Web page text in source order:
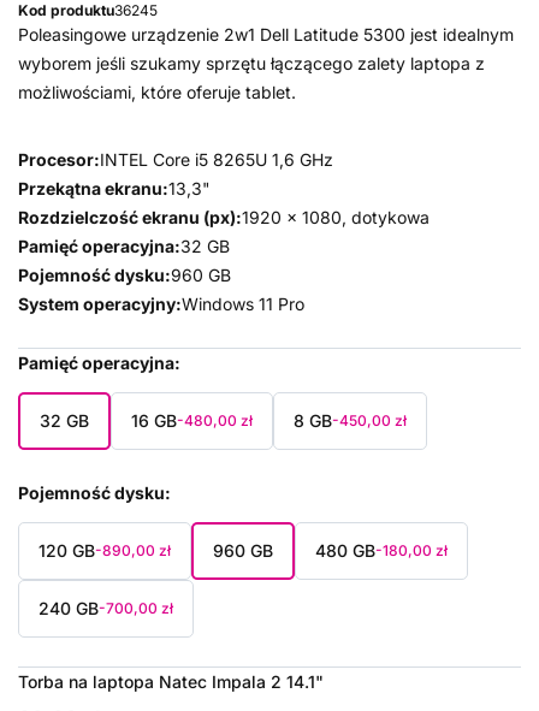
Kod produktu36245
Poleasingowe urządzenie 2w1 Dell Latitude 5300 jest idealnym
wyborem jeśli szukamy sprzętu łączącego zalety laptopa z
możliwościami, które oferuje tablet.
Procesor:INTEL Core i5 8265U 1,6 GHz
Przekątna ekranu:13,3"
Rozdzielczość ekranu (px):1920 x 1080, dotykowa
Pamięć operacyjna:32 GB
Pojemność dysku:960 GB
System operacyjny:Windows 11 Pro
Pamięć operacyjna
32 GB 16 GB-480,00 zł 8 GB-450,00 zł
Pojemność dysku
120 GB-890,00 zł 960 GB 480 GB-180,00 zł
240 GB-700,00 zł
Torba na laptopa Natec Impala 2 14.1"